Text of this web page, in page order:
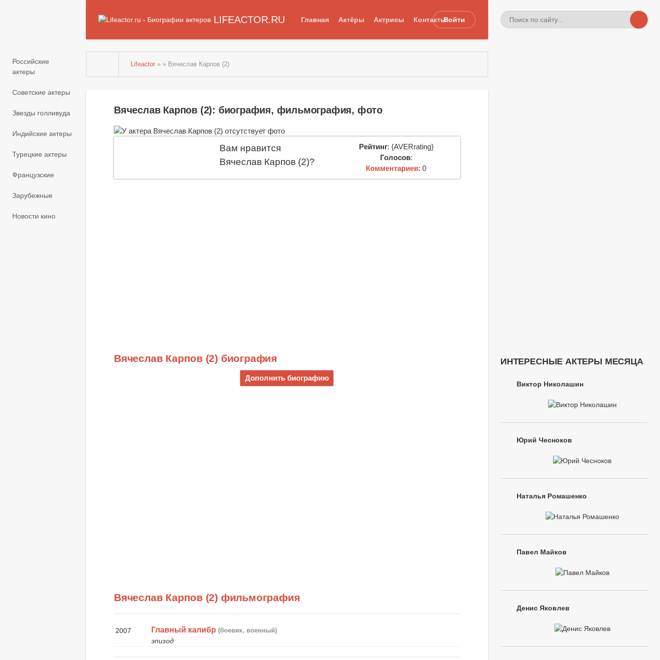
LIFEACTOR.RU Главная Актёры Актрисы КонтактыВойти
Российские
актеры
Советские актеры
Звезды голливуда
Индийские актеры
Турецкие актеры
Французские
Зарубежные
Новости кино
Lifeactor » » Вячеслав Карпов (2)
Вячеслав Карпов (2): биография, фильмография, фото
Вам нравится
Вячеслав Карпов (2)?
Рейтинг: {AVERrating}
Голосов:
Комментариев: 0
Вячеслав Карпов (2) биография
Дополнить биографию
Вячеслав Карпов (2) фильмография
2007 Главный калибр (боевик, военный)
эпизод
ИНТЕРЕСНЫЕ АКТЕРЫ МЕСЯЦА
Виктор Николашин
Юрий Чесноков
Наталья Ромашенко
Павел Майков
Денис Яковлев